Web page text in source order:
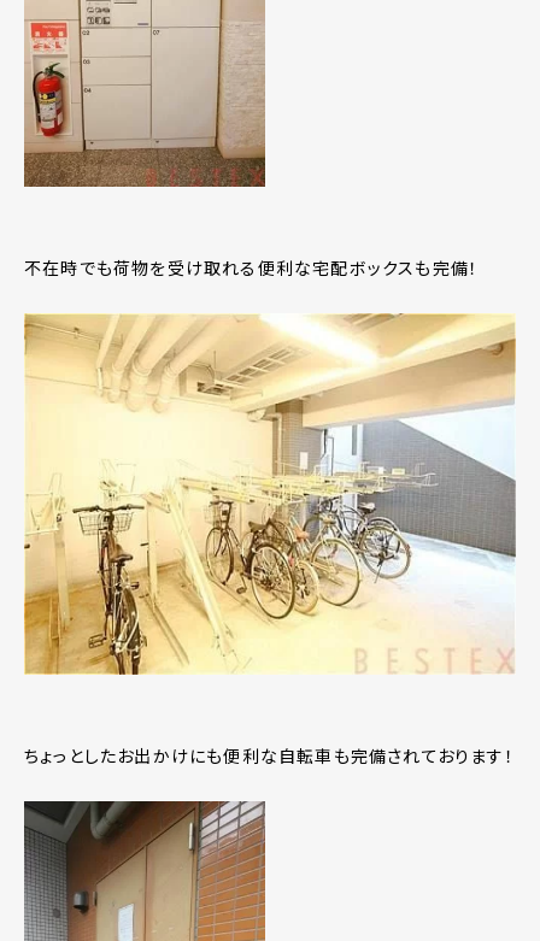
不在時でも荷物を受け取れる便利な宅配ボックスも完備！
ちょっとしたお出かけにも便利な自転車も完備されております！